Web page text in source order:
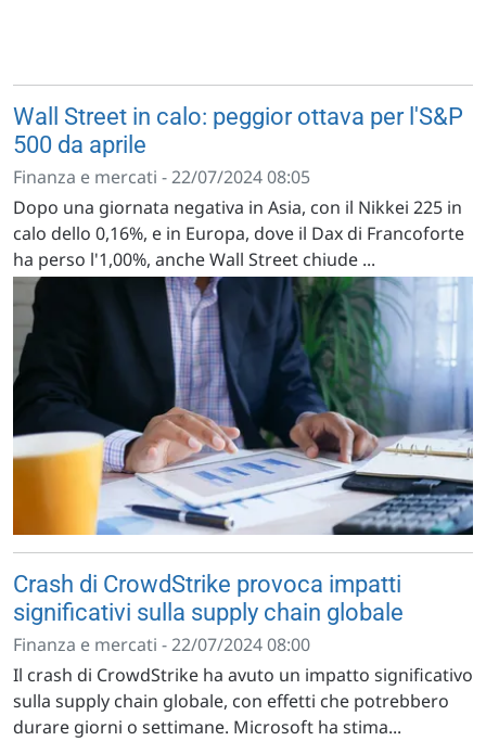
Wall Street in calo: peggior ottava per l'S&P
500 da aprile
Finanza e mercati - 22/07/2024 08:05
Dopo una giornata negativa in Asia, con il Nikkei 225 in
calo dello 0,16%, e in Europa, dove il Dax di Francoforte
ha perso l'1,00%, anche Wall Street chiude ...
Crash di CrowdStrike provoca impatti
significativi sulla supply chain globale
Finanza e mercati - 22/07/2024 08:00
Il crash di CrowdStrike ha avuto un impatto significativo
sulla supply chain globale, con effetti che potrebbero
durare giorni o settimane. Microsoft ha stima...